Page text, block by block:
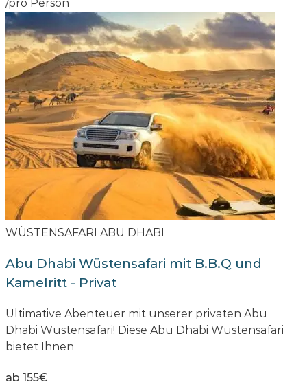
/pro Person
WÜSTENSAFARI ABU DHABI
Abu Dhabi Wüstensafari mit B.B.Q und
Kamelritt - Privat
Ultimative Abenteuer mit unserer privaten Abu
Dhabi Wüstensafari! Diese Abu Dhabi Wüstensafari
bietet Ihnen
ab 155€